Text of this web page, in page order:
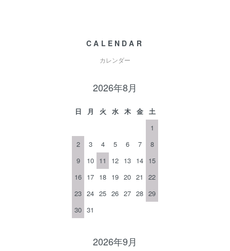
CALENDAR
カレンダー
2026年8月
日 月 火 水 木 金
土
1
2
3 4 5 6 7
8
9
10 11 12 13 14 15
16 17 18 19 20 21
22
23 24 25 26 27 28 29
30 31
2026年9月